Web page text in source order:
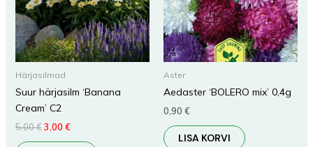
Härjasilmad
Suur härjasilm ‘Banana
Cream’ C2
5,00€ 3,00 €
Aster
Aedaster ‘BOLERO mix’ 0,4g
0,90 €
LISA KORVI